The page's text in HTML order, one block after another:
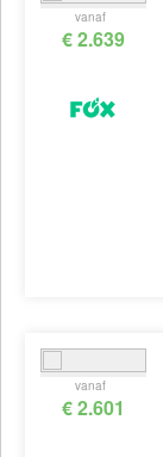
vanaf
€ 2.639
vanaf
€ 2.601